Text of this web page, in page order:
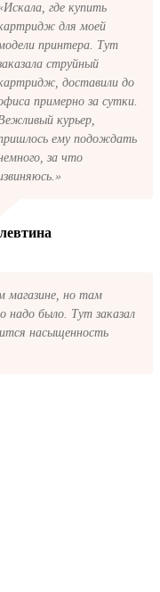
вы не
через сервис
где купить
для моей
принтера. Тут
струйный
доставили до
примерно за сутки.
курьер,
ему подождать
за что
магазине, но там
надо было. Тут заказал
насыщенность